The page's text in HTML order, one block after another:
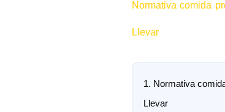
Normativa comida
Llevar
1. Normativa
Llevar